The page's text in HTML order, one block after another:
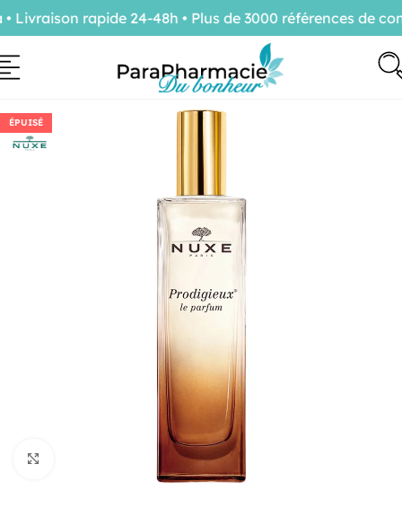
ÉPUISÉ
Cliquez pour agrandir
rapide 24-48h • Plus de 3000 références de